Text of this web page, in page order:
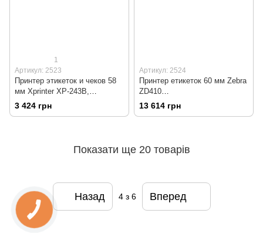
1
Артикул: 2523
Принтер этикеток и чеков 58
мм Xprinter XP-243B,
RJ+RS+USB POS
3 424 грн
Артикул: 2524
Принтер етикеток 60 мм Zebra
ZD410
USB+RS+LAN+WIFI+BT
13 614 грн
Показати ще 20 товарів
Назад 4з 6 Вперед